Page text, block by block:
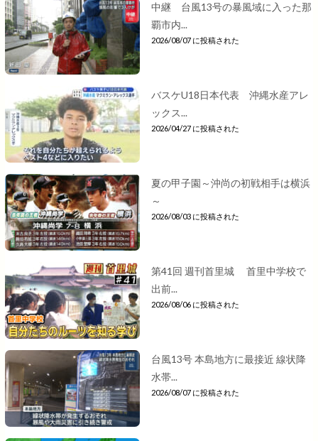
中継 台風13号の暴風域に入った那
覇市内...
2026/08/07 に投稿された
バスケU18日本代表 沖縄水産アレ
ックス...
2026/04/27 に投稿された
夏の甲子園～沖尚の初戦相手は横浜
～
2026/08/03 に投稿された
第41回 週刊首里城 首里中学校で
出前...
2026/08/06 に投稿された
台風13号 本島地方に最接近 線状降
水帯...
2026/08/07 に投稿された